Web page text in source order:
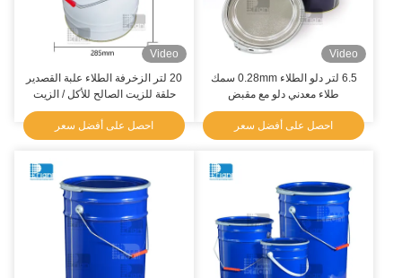
Video
6.5 لتر دلو الطلاء 0.28mm سمك
طلاء معدني دلو مع مقبض
احصل على أفضل سعر
Video
20 لتر الزخرفة الطلاء علبة القصدير
حلقة للزيت الصالح للأكل / الزيت
المُحَصَّل
احصل على أفضل سعر